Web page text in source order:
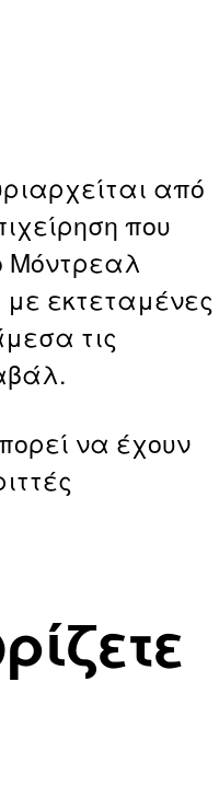
από
που
Μόντρεαλ
εκτεταμένες
τις
να έχουν